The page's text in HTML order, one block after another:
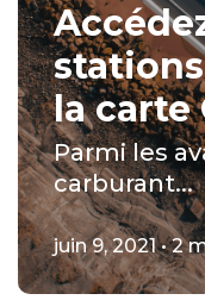
la carte
Parmi les
carburant...
juin 9, 2021 • 2